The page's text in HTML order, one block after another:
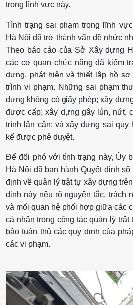
trong lĩnh vực này. ​
Tình trạng sai phạm trong lĩnh
Hà Nội đã trở thành vấn đề nhức
Theo báo cáo của Sở Xây dựng
các cơ quan chức năng đã kiểm
dựng, phát hiện và thiết lập hồ
trình vi phạm. Những sai phạm
dựng không có giấy phép; xây
được cấp; xây dựng gây lún, nứt,
trình lân cận; và xây dựng sai quy
kế được phê duyệt.
Để đối phó với tình trạng này, Ủy
Hà Nội đã ban hành Quyết định
định về quản lý trật tự xây dựng
định này nêu rõ nguyên tắc, trách
và mối quan hệ phối hợp giữa các
cá nhân trong công tác quản lý
bảo tuân thủ các quy định của
các vi phạm.